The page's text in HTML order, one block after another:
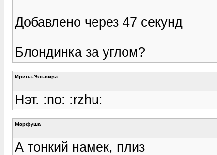
Добавлено через 47 секунд
Блондинка за углом?
Ирина-Эльвира
Нэт. :no: :rzhu:
Марфуша
А тонкий намек, плиз